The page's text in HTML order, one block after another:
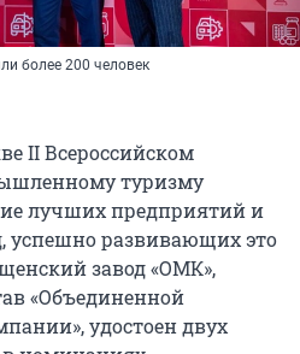
более 200 человек
II Всероссийском
туризму
лучших предприятий и
успешно развивающих это
завод «ОМК»,
«Объединенной
удостоен двух